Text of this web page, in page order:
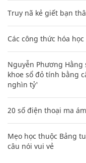
Truy nã kẻ giết bạn
Các công thức hóa
Nguyễn Phương
khoe sổ đỏ tính bằng
nghìn tỷ'
20 số điện thoại ma
Mẹo học thuộc Bảng
câu nói vui vẻ